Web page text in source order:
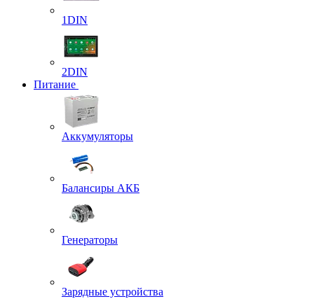
1DIN
2DIN
Питание
Аккумуляторы
Балансиры АКБ
Генераторы
Зарядные устройства